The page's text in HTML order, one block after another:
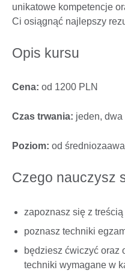
unikatowe kompetencje
Ci osiągnąć najlepszy
Opis kursu
Cena: od 1200 PLN
Czas trwania: jeden,
Poziom: od
Czego nauczysz
zapoznasz się z
poznasz techniki
będziesz ćwiczyć oraz
techniki wymagane w